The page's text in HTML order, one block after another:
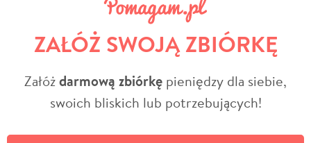
ZAŁÓŻ SWOJĄ ZBIÓRKĘ
Załóżdarmową zbiórkę pieniędzy dla siebie,
swoich bliskich lub potrzebujących!